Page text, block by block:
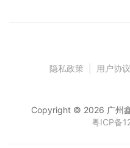
隐私政策 用户协议
Copyright © 2026 广州
粤ICP备